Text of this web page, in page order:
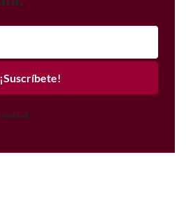
¡Suscríbete!